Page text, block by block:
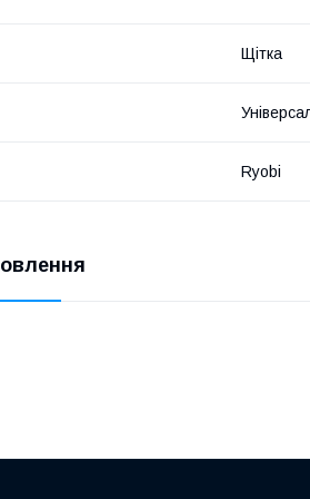
Щітка
Ryobi